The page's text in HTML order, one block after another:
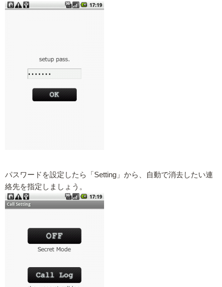
パスワードを設定したら「Setting」から、自動で消去したい連
絡先を指定しましょう。